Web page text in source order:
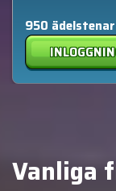
950 ädelstenar
Vanliga